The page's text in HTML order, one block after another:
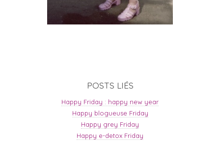
POSTS LIÉS
Happy Friday : happy new year
Happy blogueuse Friday
Happy grey Friday
Happy e-detox Friday